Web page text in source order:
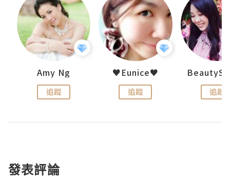
Amy Ng
追蹤
♥Eunice♥
追蹤 追蹤
發表評論